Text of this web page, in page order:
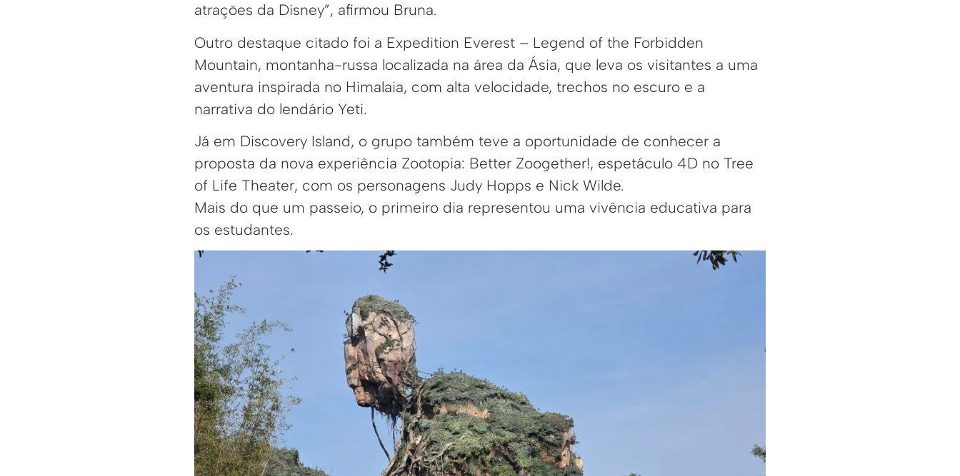
atrações da Disney”, afirmou Bruna.
Outro destaque citado foi a Expedition Everest – Legend of the Forbidden
Mountain, montanha-russa localizada na área da Ásia, que leva os visitantes a uma
aventura inspirada no Himalaia, com alta velocidade, trechos no escuro e a
narrativa do lendário Yeti.
Já em Discovery Island, o grupo também teve a oportunidade de conhecer a
proposta da nova experiência Zootopia: Better Zoogether!, espetáculo 4D no Tree
of Life Theater, com os personagens Judy Hopps e Nick Wilde.
Mais do que um passeio, o primeiro dia representou uma vivência educativa para
os estudantes.